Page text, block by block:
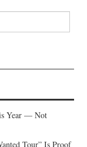
Year — Not
Tour” Is Proof